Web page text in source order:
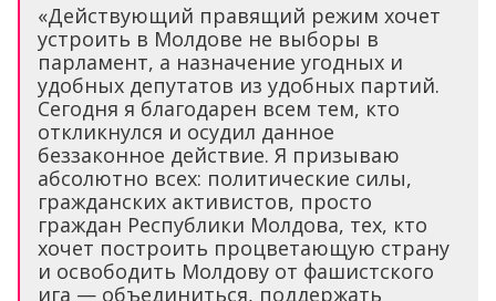
«Действующий правящий режим хочет
устроить в Молдове не выборы в
парламент, а назначение угодных и
удобных депутатов из удобных партий.
Сегодня я благодарен всем тем, кто
откликнулся и осудил данное
беззаконное действие. Я призываю
абсолютно всех: политические силы,
гражданских активистов, просто
граждан Республики Молдова, тех, кто
хочет построить процветающую страну
и освободить Молдову от фашистского
ига — объединиться, поддержать